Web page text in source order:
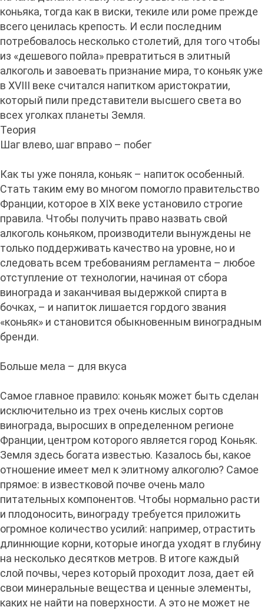
коньяка, тогда как в виски, текиле или роме прежде
всего ценилась крепость. И если последним
потребовалось несколько столетий, для того чтобы
из «дешевого пойла» превратиться в элитный
алкоголь и завоевать признание мира, то коньяк уже
в XVIII веке считался напитком аристократии,
который пили представители высшего света во
всех уголках планеты Земля.
Теория
Шаг влево, шаг вправо – побег
Как ты уже поняла, коньяк – напиток особенный.
Стать таким ему во многом помогло правительство
Франции, которое в XIX веке установило строгие
правила. Чтобы получить право назвать свой
алкоголь коньяком, производители вынуждены не
только поддерживать качество на уровне, но и
следовать всем требованиям регламента – любое
отступление от технологии, начиная от сбора
винограда и заканчивая выдержкой спирта в
бочках, – и напиток лишается гордого звания
«коньяк» и становится обыкновенным виноградным
бренди.
Больше мела – для вкуса
Самое главное правило: коньяк может быть сделан
исключительно из трех очень кислых сортов
винограда, выросших в определенном регионе
Франции, центром которого является город Коньяк.
Земля здесь богата известью. Казалось бы, какое
отношение имеет мел к элитному алкоголю? Самое
прямое: в известковой почве очень мало
питательных компонентов. Чтобы нормально расти
и плодоносить, винограду требуется приложить
огромное количество усилий: например, отрастить
длиннющие корни, которые иногда уходят в глубину
на несколько десятков метров. В итоге каждый
слой почвы, через который проходит лоза, дает ей
свои минеральные вещества и ценные элементы,
каких не найти на поверхности. А это не может не